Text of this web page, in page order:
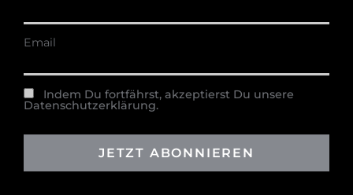
Email
Indem Du fortfährst, akzeptierst Du unsere
Datenschutzerklärung.